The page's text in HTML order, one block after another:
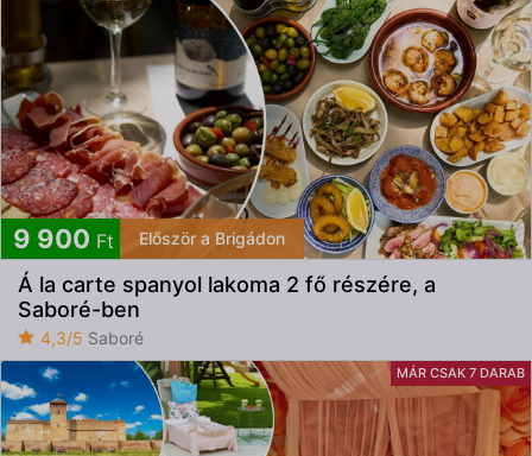
9 900 Ft Először a Brigádon
Á la carte spanyol lakoma 2 fő részére, a
Saboré-ben
4,3/5 Saboré
MÁR CSAK 7 DARAB